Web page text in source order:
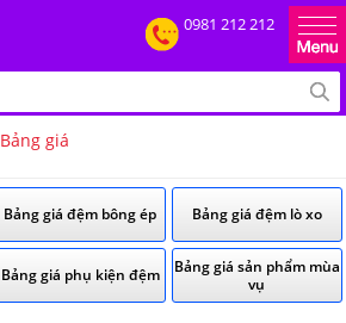
0981 212 212
Bảng giá
Bảng giá đệm bông ép Bảng giá đệm lò xo
Bảng giá phụ kiện đệm
Bảng giá sản phẩm mùa
vụ